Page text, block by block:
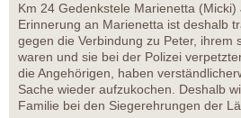
Km 24 Gedenkstele Marienetta (Micki)
Erinnerung an Marienetta ist deshalb
gegen die Verbindung zu Peter, ihrem
waren und sie bei der Polizei
die Angehörigen, haben
Sache wieder aufzukochen. Deshalb
Familie bei den Siegerehrungen der